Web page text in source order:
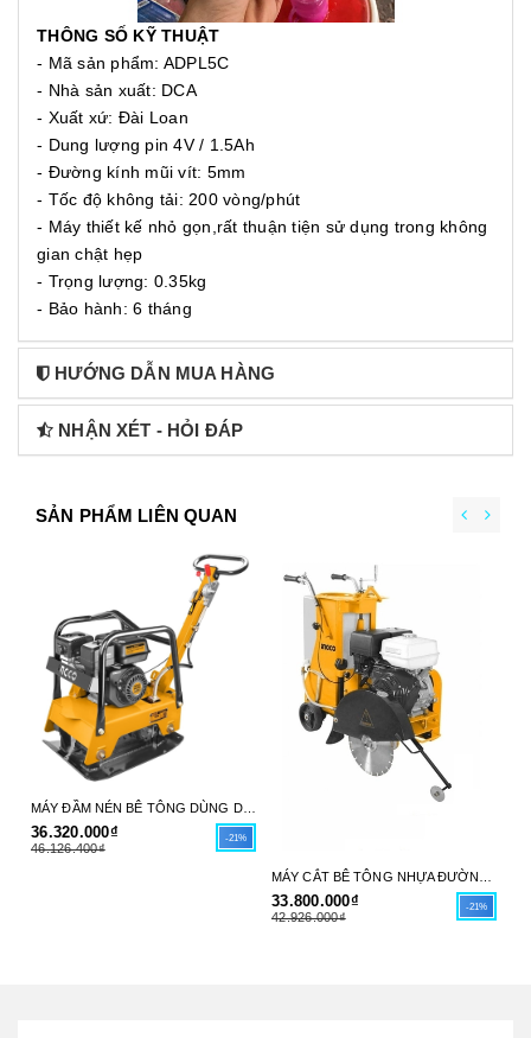
THÔNG SỐ KỸ THUẬT
- Mã sản phẩm: ADPL5C
- Nhà sản xuất: DCA
- Xuất xứ: Đài Loan
- Dung lượng pin 4V / 1.5Ah
- Đường kính mũi vít: 5mm
- Tốc độ không tải: 200 vòng/phút
- Máy thiết kế nhỏ gọn,rất thuận tiện sử dụng trong không
gian chật hẹp
- Trọng lượng: 0.35kg
- Bảo hành: 6 tháng
HƯỚNG DẪN MUA HÀNG
NHẬN XÉT - HỎI ĐÁP
SẢN PHẨM LIÊN QUAN
MÁY ĐẦM NÉN BÊ TÔNG DÙNG DẦU DIESEL 6HP (66X38CM) INGCO GCP125-4 - HÀNG CHÍNH HÃNG
36.320.000₫
46.126.400₫
-21%
33.800.000₫
42.926.000₫
-21%